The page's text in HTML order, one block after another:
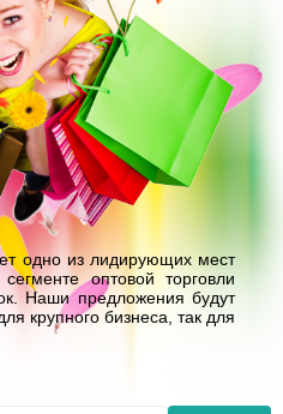
одно из лидирующих мест
оптовой торговли
Наши предложения будут
крупного бизнеса, так для